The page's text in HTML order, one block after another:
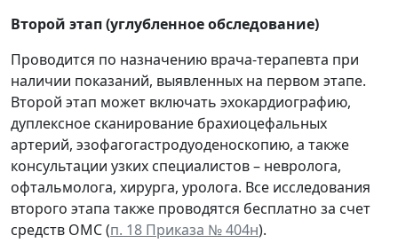
Второй этап (углубленное обследование)
Проводится по назначению врача-терапевта при
наличии показаний, выявленных на первом этапе.
Второй этап может включать эхокардиографию,
дуплексное сканирование брахиоцефальных
артерий, эзофагогастродуоденоскопию, а также
консультации узких специалистов – невролога,
офтальмолога, хирурга, уролога. Все исследования
второго этапа также проводятся бесплатно за счет
средств ОМС (п. 18 Приказа № 404н).